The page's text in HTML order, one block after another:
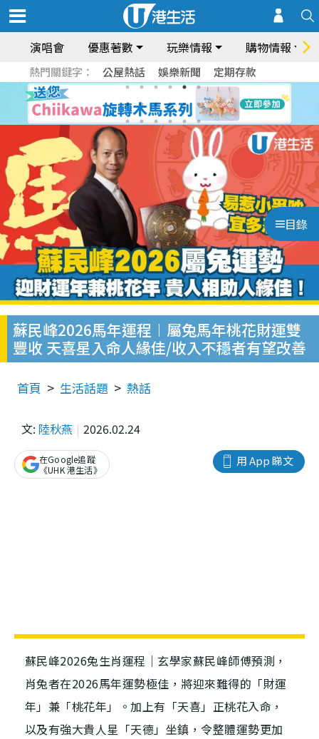
演唱會 優惠著數 玩樂情報 購物情報
熱門關鍵字： 公屋熱話 娛樂新聞 定期存款
目錄
蘇民峰2026馬年運程︱屬兔馬年桃花財運雙
豐收 天喜星入命人緣佳/收入不穩者有望改善
首頁 生活話題 熱話
文: 陸秋燕 2026.02.24
用 App 睇文
在Google追蹤
《UHK 港生活》
蘇民峰2026兔生肖運程｜玄學家蘇民峰師傅預測，
肖兔者在2026馬年運勢極佳，將迎來難得的「財運
年」兼「桃花年」。加上有「天喜」正桃花入命，
以及有強大貴人星「天德」坐鎮，令整體運勢更加